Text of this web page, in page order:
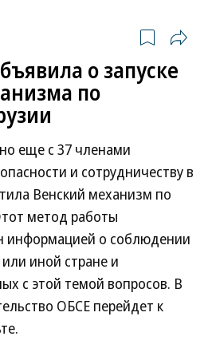
о запуске
по
еще c 37 членами
и сотрудничеству в
Венский механизм по
метод работы
информацией о соблюдении
иной стране и
с этой темой вопросов. В
ОБСЕ перейдет к